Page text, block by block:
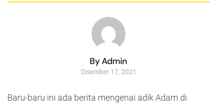
By Admin
Disember 17, 2021
Baru-baru ini ada berita mengenai adik Adam di